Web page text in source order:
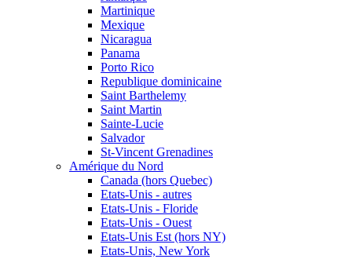
Martinique
Mexique
Nicaragua
Panama
Porto Rico
Republique dominicaine
Saint Barthelemy
Saint Martin
Sainte-Lucie
Salvador
St-Vincent Grenadines
Amérique du Nord
Canada (hors Quebec)
Etats-Unis - autres
Etats-Unis - Floride
Etats-Unis - Ouest
Etats-Unis Est (hors NY)
Etats-Unis, New York